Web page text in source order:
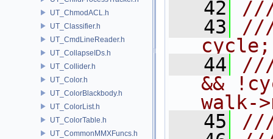
UT_ChmodACL.h
UT_Classifier.h
UT_CmdLineReader.h
UT_CollapseIDs.h
UT_Collider.h
UT_Color.h
UT_ColorBlackbody.h
UT_ColorList.h
UT_ColorTable.h
UT_CommonMMXFuncs.h
   42
   43
///
cycle;
   44
&&
walk-
   45